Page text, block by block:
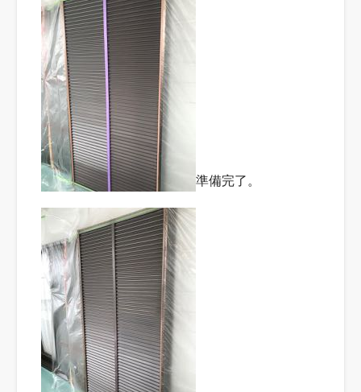
準備完了。